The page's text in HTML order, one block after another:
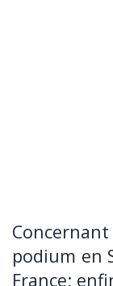
podium en
France;